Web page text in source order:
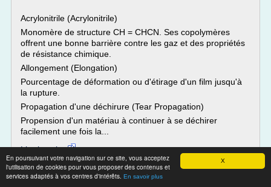
X
En poursuivant votre navigation sur ce site, vous acceptez
l'utilisation de cookies pour vous proposer des contenus et
services adaptés à vos centres d'intérêts. En savoir plus
Acrylonitrile (Acrylonitrile)
Monomère de structure CH = CHCN. Ses copolymères
offrent une bonne barrière contre les gaz et des propriétés
de résistance chimique.
Allongement (Elongation)
Pourcentage de déformation ou d'étirage d'un film jusqu'à
la rupture.
Propagation d'une déchirure (Tear Propagation)
Propension d'un matériau à continuer à se déchirer
facilement une fois la...
Lire la suite
Site :http://www.novuspac.ca